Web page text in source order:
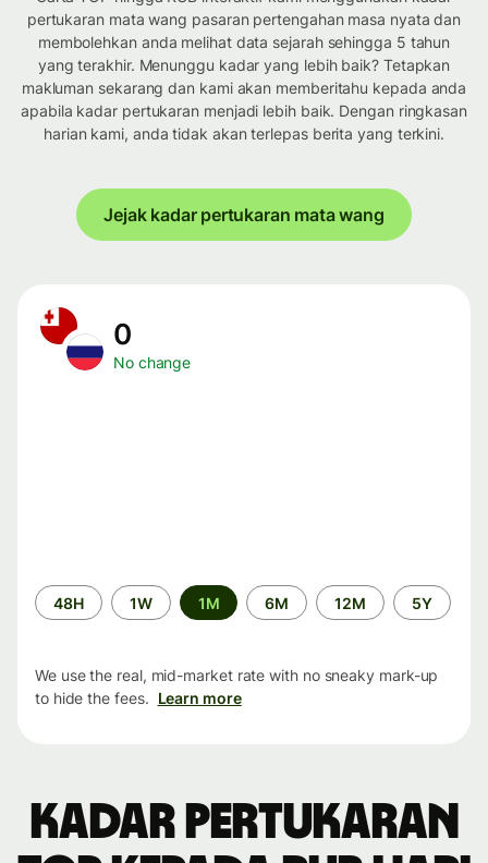
pertukaran mata wang pasaran pertengahan masa nyata dan
membolehkan anda melihat data sejarah sehingga 5 tahun
yang terakhir. Menunggu kadar yang lebih baik? Tetapkan
makluman sekarang dan kami akan memberitahu kepada anda
apabila kadar pertukaran menjadi lebih baik. Dengan ringkasan
harian kami, anda tidak akan terlepas berita yang terkini.
Jejak kadar pertukaran mata wang
0
No change
Time
period
48H 1W 1M 6M 12M 5Y
We use the real, mid-market rate with no sneaky mark-up
to hide the fees. Learn more
Kadar pertukaran